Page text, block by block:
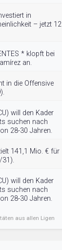
in
– jetzt 12
* klopft bei
an.
in die Offensive
will den Kader
suchen nach
28-30 Jahren.
141,1 Mio. € für
will den Kader
suchen nach
28-30 Jahren.
aus allen Ligen